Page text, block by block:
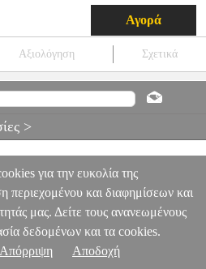
Αγορά
Αξιολόγηση Σχετικά
HOME APPLIANCES
34.50
>
για την ευκολία της
περιεχομένου και διαφημίσεων και
μας. Δείτε τους ανανεωμένους
δεδομένων και τα cookies.
Απόρριψη Αποδοχή